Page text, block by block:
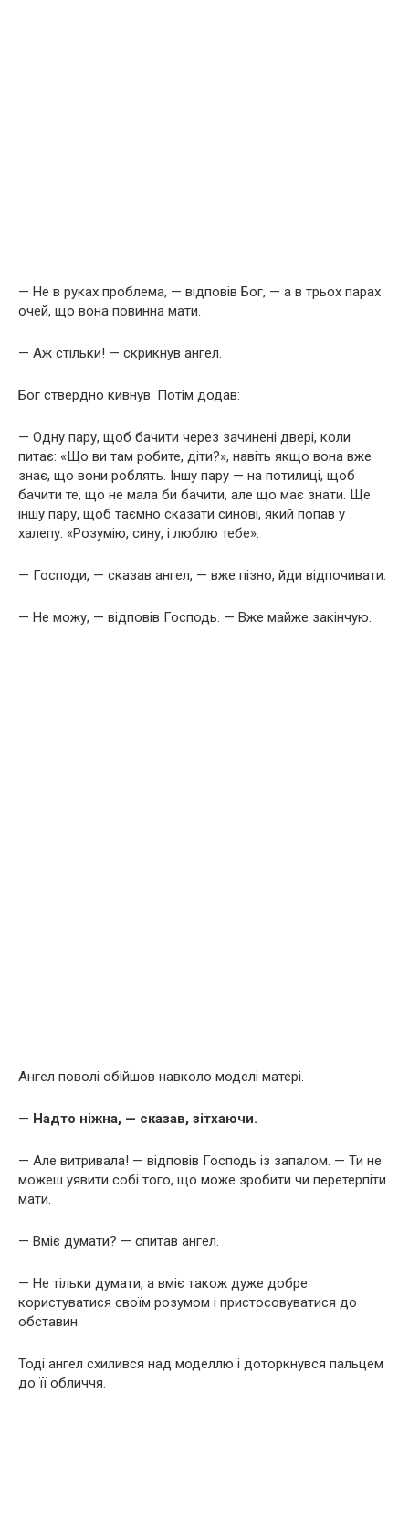
— Не в руках проблема, — відповів Бог, — а в трьох парах
очей, що вона повинна мати.
— Аж стільки! — скрикнув ангел.
Бог ствердно кивнув. Потім додав:
— Одну пару, щоб бачити через зачинені двері, коли
питає: «Що ви там робите, діти?», навіть якщо вона вже
знає, що вони роблять. Іншу пару — на потилиці, щоб
бачити те, що не мала би бачити, але що має знати. Ще
іншу пару, щоб таємно сказати синові, який попав у
халепу: «Розумію, сину, і люблю тебе».
— Господи, — сказав ангел, — вже пізно, йди відпочивати.
— Не можу, — відповів Господь. — Вже майже закінчую.
Ангел поволі обійшов навколо моделі матері.
— Надто ніжна, — сказав, зітхаючи.
— Але витривала! — відповів Господь із запалом. — Ти не
можеш уявити собі того, що може зробити чи перетерпіти
мати.
— Вміє думати? — спитав ангел.
— Не тільки думати, а вміє також дуже добре
користуватися своїм розумом і пристосовуватися до
обставин.
Тоді ангел схилився над моделлю і доторкнувся пальцем
до її обличчя.